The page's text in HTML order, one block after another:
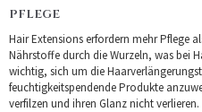
PFLEGE
Hair Extensions erfordern mehr Pflege
Nährstoffe durch die Wurzeln, was bei
wichtig, sich um die
feuchtigkeitspendende Produkte
verfilzen und ihren Glanz nicht verlieren.